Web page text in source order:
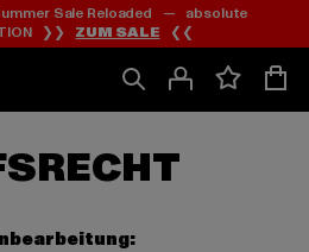
Zum
Inhalt
springen
Zum
Fußzeile
springen
Sale Reloaded — absolute
❯❯ ZUM SALE ❮❮